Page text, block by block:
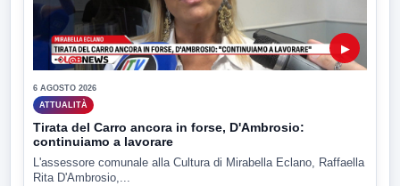
▶
6 AGOSTO 2026
ATTUALITÀ
Tirata del Carro ancora in forse, D'Ambrosio:
continuiamo a lavorare
L'assessore comunale alla Cultura di Mirabella Eclano, Raffaella
Rita D'Ambrosio,...